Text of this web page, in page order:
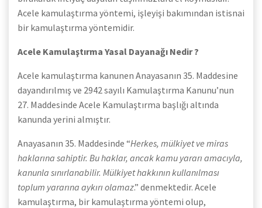
Acele kamulaştırma yöntemi, işleyişi bakımından istisnai
bir kamulaştırma yöntemidir.
Acele Kamulaştırma Yasal Dayanağı Nedir ?
Acele kamulaştırma kanunen Anayasanın 35. Maddesine
dayandırılmış ve 2942 sayılı Kamulaştırma Kanunu’nun
27. Maddesinde Acele Kamulaştırma başlığı altında
kanunda yerini almıştır.
Anayasanın 35. Maddesinde “Herkes, mülkiyet ve miras
haklarına sahiptir. Bu haklar, ancak kamu yararı amacıyla,
kanunla sınırlanabilir. Mülkiyet hakkının kullanılması
toplum yararına aykırı olamaz.” denmektedir. Acele
kamulaştırma, bir kamulaştırma yöntemi olup,